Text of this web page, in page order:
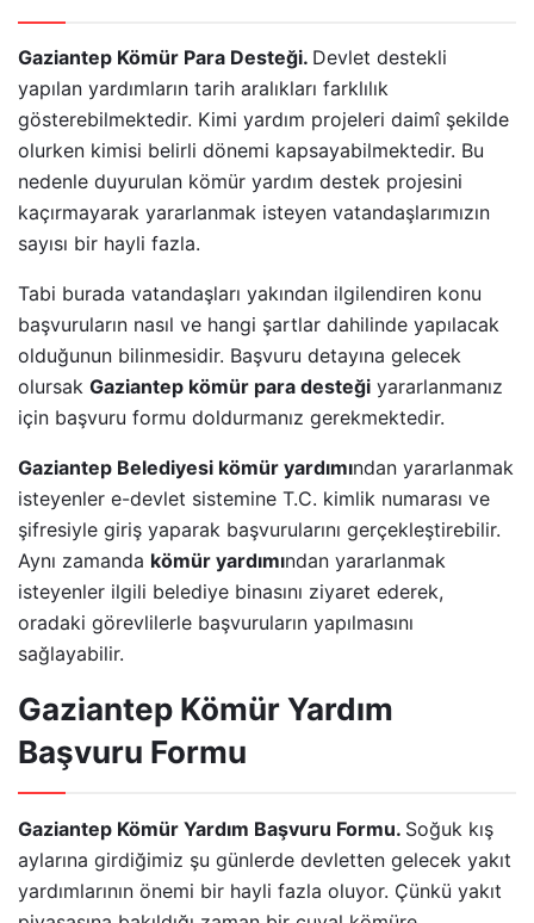
Gaziantep Kömür Para Desteği. Devlet destekli
yapılan yardımların tarih aralıkları farklılık
gösterebilmektedir. Kimi yardım projeleri daimî şekilde
olurken kimisi belirli dönemi kapsayabilmektedir. Bu
nedenle duyurulan kömür yardım destek projesini
kaçırmayarak yararlanmak isteyen vatandaşlarımızın
sayısı bir hayli fazla.
Tabi burada vatandaşları yakından ilgilendiren konu
başvuruların nasıl ve hangi şartlar dahilinde yapılacak
olduğunun bilinmesidir. Başvuru detayına gelecek
olursak Gaziantep kömür para desteği yararlanmanız
için başvuru formu doldurmanız gerekmektedir.
Gaziantep Belediyesi kömür yardımından yararlanmak
isteyenler e-devlet sistemine T.C. kimlik numarası ve
şifresiyle giriş yaparak başvurularını gerçekleştirebilir.
Aynı zamanda kömür yardımından yararlanmak
isteyenler ilgili belediye binasını ziyaret ederek,
oradaki görevlilerle başvuruların yapılmasını
sağlayabilir.
Gaziantep Kömür Yardım
Başvuru Formu
Gaziantep Kömür Yardım Başvuru Formu. Soğuk kış
aylarına girdiğimiz şu günlerde devletten gelecek yakıt
yardımlarının önemi bir hayli fazla oluyor. Çünkü yakıt